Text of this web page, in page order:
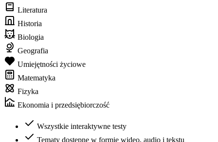
Literatura
Historia
Biologia
Geografia
Umiejętności życiowe
Matematyka
Fizyka
Ekonomia i przedsiębiorczość
Wszystkie interaktywne testy
Tematy dostępne w formie wideo, audio i tekstu